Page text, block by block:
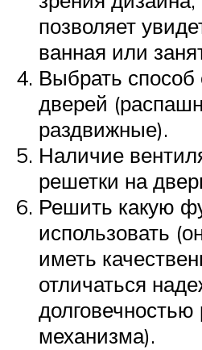
позволяет
ванная или
Выбрать способ
дверей
раздвижные).
Наличие
решетки на
Решить какую
использовать
иметь
отличаться
долговечностью
механизма).